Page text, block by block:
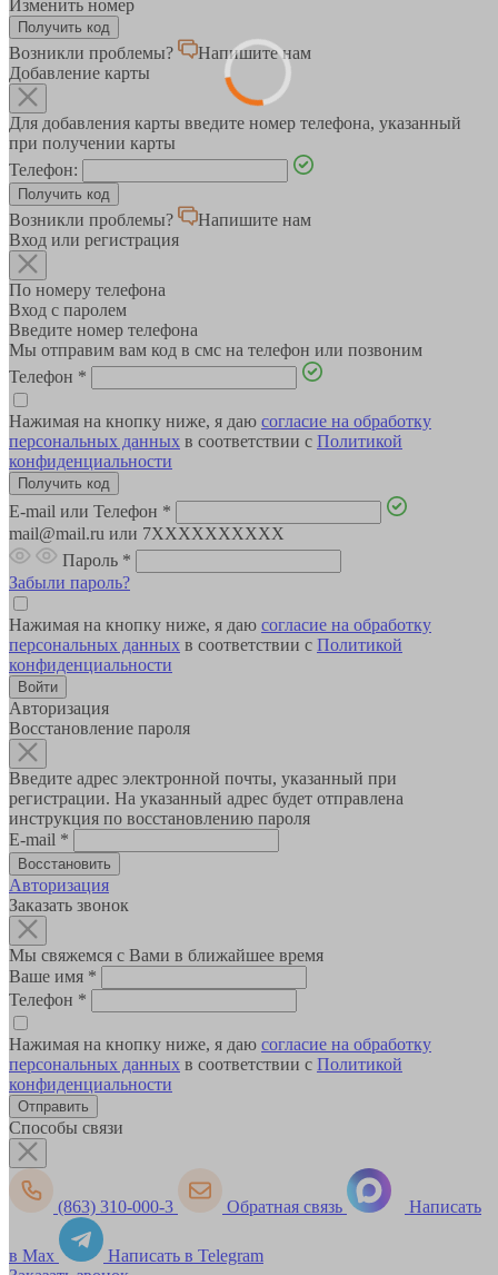
Изменить номер
Возникли проблемы?
Напишите нам
Добавление карты
Для добавления карты введите номер телефона, указанный
при получении карты
Телефон:
Возникли проблемы?
Напишите нам
Вход или регистрация
По номеру телефона
Вход с паролем
Введите номер телефона
Мы отправим вам код в смс на телефон или позвоним
Телефон *
Нажимая на кнопку ниже, я даю согласие на обработку
персональных данных в соответствии с Политикой
конфиденциальности
E-mail или Телефон *
mail@mail.ru или 7XXXXXXXXXX
Пароль *
Забыли пароль?
Нажимая на кнопку ниже, я даю согласие на обработку
персональных данных в соответствии с Политикой
конфиденциальности
Авторизация
Восстановление пароля
Введите адрес электронной почты, указанный при
регистрации. На указанный адрес будет отправлена
инструкция по восстановлению пароля
E-mail *
Авторизация
Заказать звонок
Мы свяжемся с Вами в ближайшее время
Ваше имя *
Телефон *
Нажимая на кнопку ниже, я даю согласие на обработку
персональных данных в соответствии с Политикой
конфиденциальности
Способы связи
(863) 310-000-3 Обратная связь Написать
в Max
Написать в Telegram